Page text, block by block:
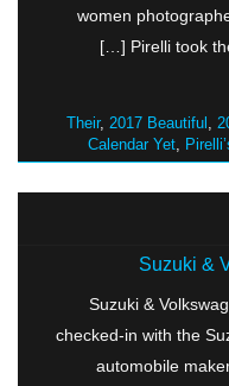
women
Pirelli took
,2017 Beautiful
Calendar Yet,
Suzuki
Suzuki &
checked-in with the
automobile